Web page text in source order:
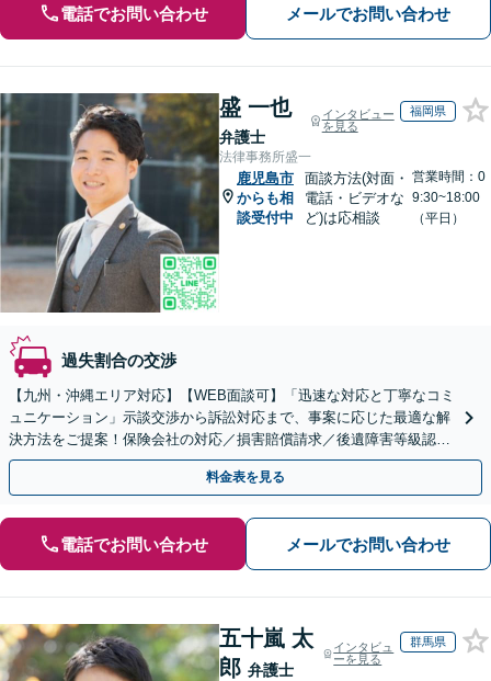
電話でお問い合わせ メールでお問い合わせ
盛 一也
弁護士
インタビュー
を見る
福岡県
法律事務所盛一
鹿児島市
からも相
談受付中
面談方法(対面・
電話・ビデオな
ど)は応相談
営業時間：0
9:30~18:00
（平日）
過失割合の交渉
【九州・沖縄エリア対応】【WEB面談可】「迅速な対応と丁寧なコミ
ュニケーション」示談交渉から訴訟対応まで、事案に応じた最適な解
決方法をご提案！保険会社の対応／損害賠償請求／後遺障害等級認定
／休業損害／示談交渉／治療費の打ち切り／死亡事故など
料金表を見る
電話でお問い合わせ メールでお問い合わせ
五十嵐 太
郎 弁護士
インタビュ
ーを見る
群馬県